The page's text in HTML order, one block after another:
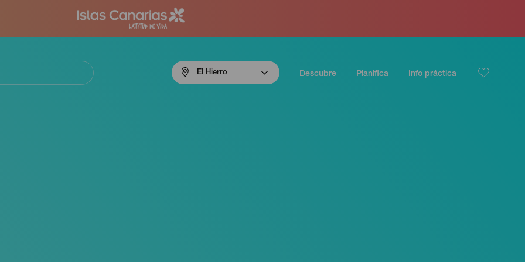
El Hierro Descubre Planifica Info práctica